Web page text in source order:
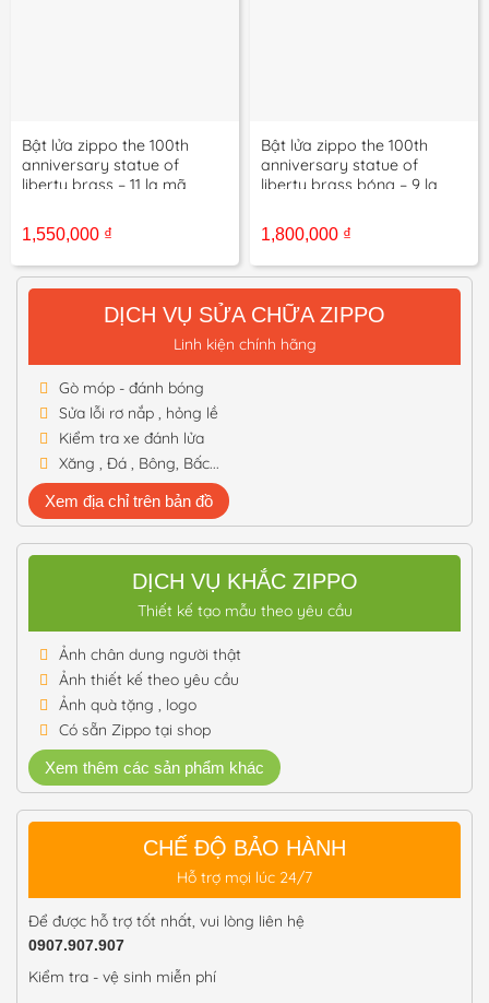
Bật lửa zippo the 100th
anniversary statue of
liberty brass – 11 la mã
1,550,000 ₫
Bật lửa zippo the 100th
anniversary statue of
liberty brass bóng – 9 la
1,800,000 ₫
DỊCH VỤ SỬA CHỮA ZIPPO
Linh kiện chính hãng
Gò móp - đánh bóng
Sửa lỗi rơ nắp , hỏng lề
Kiểm tra xe đánh lửa
Xăng , Đá , Bông, Bấc...
Xem địa chỉ trên bản đồ
DỊCH VỤ KHẮC ZIPPO
Thiết kế tạo mẫu theo yêu cầu
Ảnh chân dung người thật
Ảnh thiết kế theo yêu cầu
Ảnh quà tặng , logo
Có sẵn Zippo tại shop
Xem thêm các sản phẩm khác
CHẾ ĐỘ BẢO HÀNH
Hỗ trợ mọi lúc 24/7
Để được hỗ trợ tốt nhất, vui lòng liên hệ
0907.907.907
Kiểm tra - vệ sinh miễn phí